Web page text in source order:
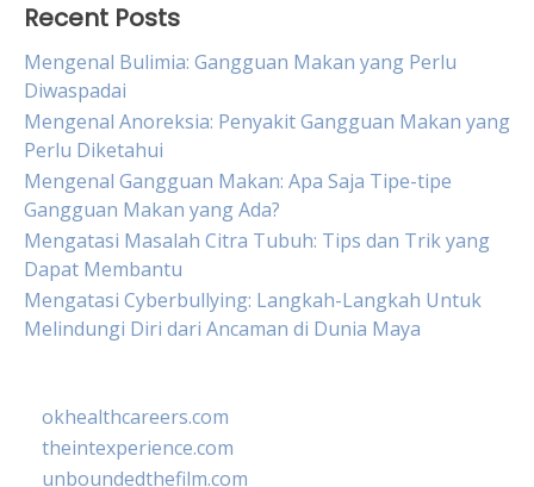
Recent Posts
Mengenal Bulimia: Gangguan Makan yang Perlu
Diwaspadai
Mengenal Anoreksia: Penyakit Gangguan Makan yang
Perlu Diketahui
Mengenal Gangguan Makan: Apa Saja Tipe-tipe
Gangguan Makan yang Ada?
Mengatasi Masalah Citra Tubuh: Tips dan Trik yang
Dapat Membantu
Mengatasi Cyberbullying: Langkah-Langkah Untuk
Melindungi Diri dari Ancaman di Dunia Maya
okhealthcareers.com
theintexperience.com
unboundedthefilm.com